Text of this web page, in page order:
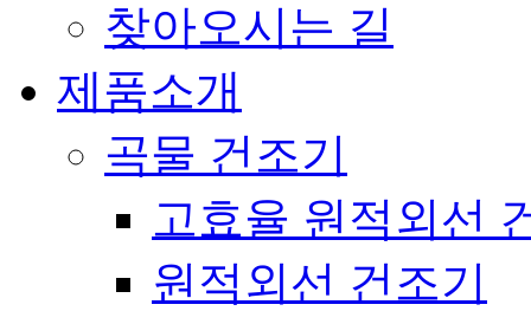
찾아오시는 길
제품소개
곡물 건조기
고효율 원적외선
원적외선 건조기